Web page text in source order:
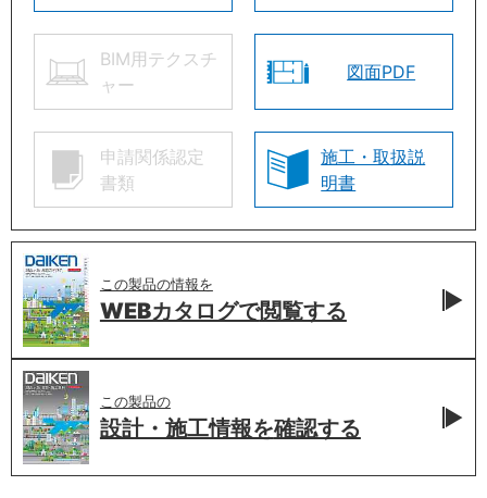
BIM用テクスチ
ャー
図面PDF
申請関係認定
書類
施工・取扱説
明書
この製品の情報を
WEBカタログで閲覧する
この製品の
設計・施工情報を確認する